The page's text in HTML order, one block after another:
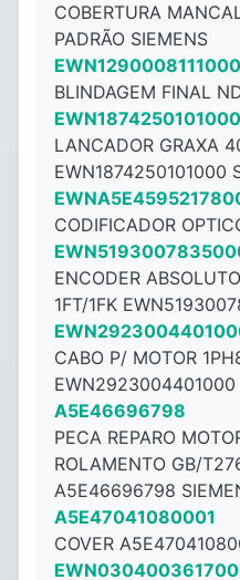
COBERTURA
PADRÃO SIEMENS
EWN1290008111000
BLINDAGEM FINAL
EWN1874250101000
LANCADOR GRAXA
EWN1874250101000
CODIFICADOR
ENCODER
1FT/1FK
CABO P/ MOTOR
EWN2923004401000
A5E46696798
PECA REPARO
ROLAMENTO GB/
A5E46696798
A5E47041080001
COVER